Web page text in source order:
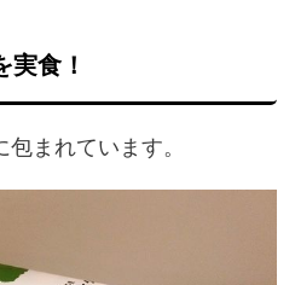
実食！
まれています。